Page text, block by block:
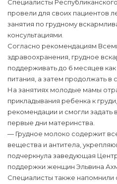
Специалисты
провели для своих пациентов
занятия по грудному
консультациями.
Согласно рекомендациям
здравоохранения, грудное
поддерживать до 6 месяцев
питания, а затем продолжать в
На занятиях молодые мамы
прикладывания ребенка к
рекомендации и смогли
первые дни материнства.
— Грудное молоко содержит
вещества и антитела,
подчеркнула заведующая
поддержки женщин Эльвина
Специалисты также напомнили